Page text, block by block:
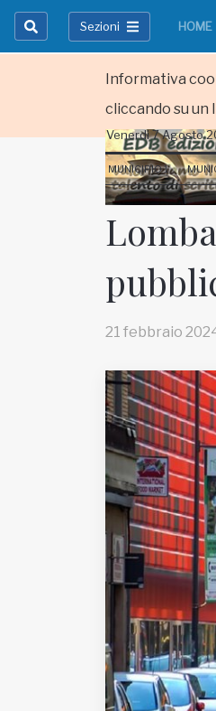
Informativa
cliccando su un
Sezioni HOME
Inviateci le vostre segnalazioni
Iscriviti alla newsletter
www.viveremilano.info
Fondato e diretto da Enzo De
EDB edizioni - Via Brivio angolo C.
Imbonati, 89 20159 Milano (Italia)
Informativa sulla privacy
Venerdi 7 Agosto
MUNICIPIO 1
21 febbraio